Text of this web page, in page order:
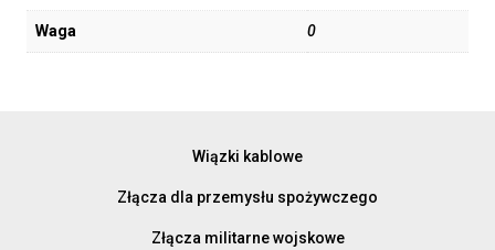
Waga 0
Wiązki kablowe
Złącza dla przemysłu spożywczego
Złącza militarne wojskowe